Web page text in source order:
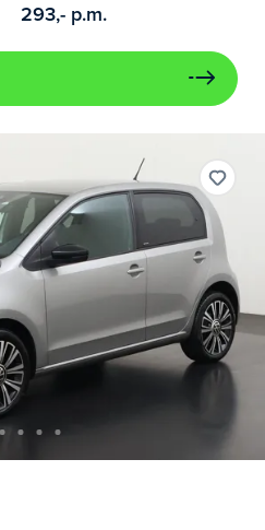
293,- p.m.